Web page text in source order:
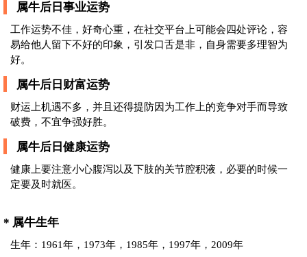
属牛后日事业运势
工作运势不佳，好奇心重，在社交平台上可能会四处评论，容
易给他人留下不好的印象，引发口舌是非，自身需要多理智为
好。
属牛后日财富运势
财运上机遇不多，并且还得提防因为工作上的竞争对手而导致
破费，不宜争强好胜。
属牛后日健康运势
健康上要注意小心腹泻以及下肢的关节腔积液，必要的时候一
定要及时就医。
* 属牛生年
生年：1961年，1973年，1985年，1997年，2009年